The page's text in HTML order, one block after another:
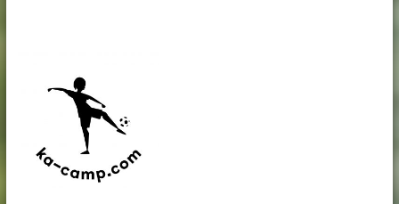
Lehmann